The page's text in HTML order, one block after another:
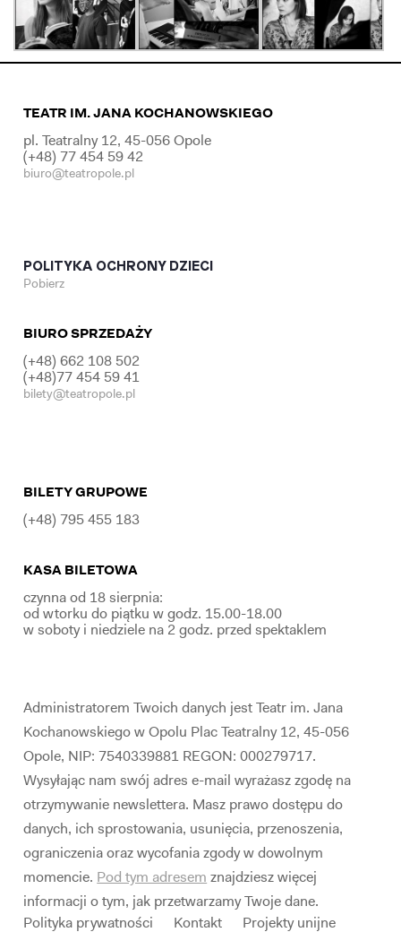
TEATR IM. JANA KOCHANOWSKIEGO
pl. Teatralny 12, 45-056 Opole
(+48) 77 454 59 42
biuro@teatropole.pl
POLITYKA OCHRONY DZIECI
Pobierz
BIURO SPRZEDAŻY
(+48) 662 108 502
(+48)77 454 59 41
bilety@teatropole.pl
BILETY GRUPOWE
(+48) 795 455 183
KASA BILETOWA
czynna od 18 sierpnia:
od wtorku do piątku w godz. 15.00-18.00
w soboty i niedziele na 2 godz. przed spektaklem
Administratorem Twoich danych jest Teatr im. Jana
Kochanowskiego w Opolu Plac Teatralny 12, 45-056
Opole, NIP: 7540339881 REGON: 000279717.
Wysyłając nam swój adres e-mail wyrażasz zgodę na
otrzymywanie newslettera. Masz prawo dostępu do
danych, ich sprostowania, usunięcia, przenoszenia,
ograniczenia oraz wycofania zgody w dowolnym
momencie. Pod tym adresem znajdziesz więcej
informacji o tym, jak przetwarzamy Twoje dane.
Polityka prywatności
Kontakt Projekty unijne